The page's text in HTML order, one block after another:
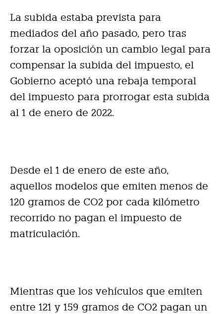
La subida estaba prevista para
mediados del año pasado, pero tras
forzar la oposición un cambio legal para
compensar la subida del impuesto, el
Gobierno aceptó una rebaja temporal
del impuesto para prorrogar esta subida
al 1 de enero de 2022.
Desde el 1 de enero de este año,
aquellos modelos que emiten menos de
120 gramos de CO2 por cada kilómetro
recorrido no pagan el impuesto de
matriculación.
Mientras que los vehículos que emiten
entre 121 y 159 gramos de CO2 pagan un